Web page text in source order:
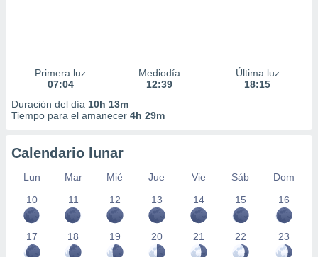
Primera luz
07:04
Mediodía
12:39
Última luz
18:15
Duración del día 10h 13m
Tiempo para el amanecer 4h 29m
Calendario lunar
Lun Mar Mié Jue Vie Sáb
Dom
10
11 12 13 14 15 16
17 18 19 20 21 22 23